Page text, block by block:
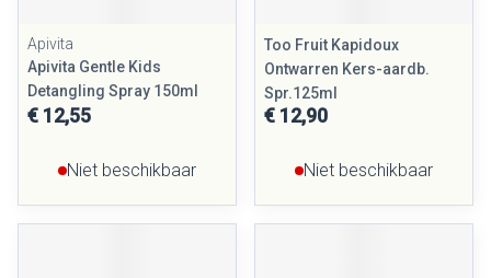
Apivita
Apivita Gentle Kids
Detangling Spray 150ml
€ 12,55
Niet beschikbaar
Too Fruit Kapidoux
Ontwarren Kers-aardb.
Spr.125ml
€ 12,90
Niet beschikbaar